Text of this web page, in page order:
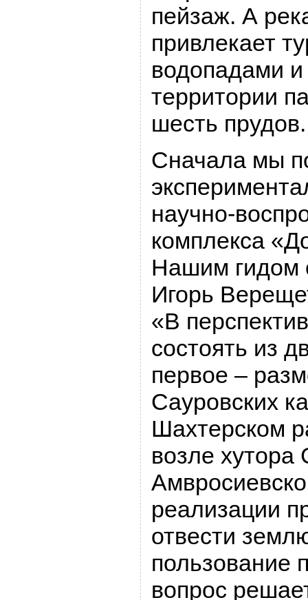
пейзаж. А
привлекает
водопадами
территории
шесть прудов.
Сначала мы
научно-
комплекса
Нашим гидом
Игорь
«В
состоять из
первое –
Сауровских
Шахтерском
возле хутора
реализации
отвести
пользование
вопрос